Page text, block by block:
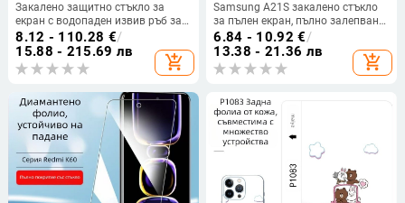
Закалено защитно стъкло за
екран с водопаден извив ръб за
iPhone 14/15 и iPhone 16 Pro —
поверителност, HD яснота,
прахоустойчиво – Magic Box
8.12 - 110.28 €/
15.88 - 215.69 лв
add_shopping_cart
Samsung A21S закалено стъкло
за пълен екран, пълно залепване,
матово покритие, антипръстови
отпечатъци, защита на цялата
повърхност
6.84 - 10.92 €/
13.38 - 21.36 лв
add_shopping_cart